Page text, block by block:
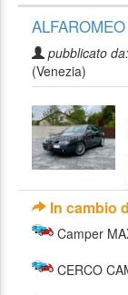
pubblicato da:
(Venezia)
In cambio
Camper
CERCO